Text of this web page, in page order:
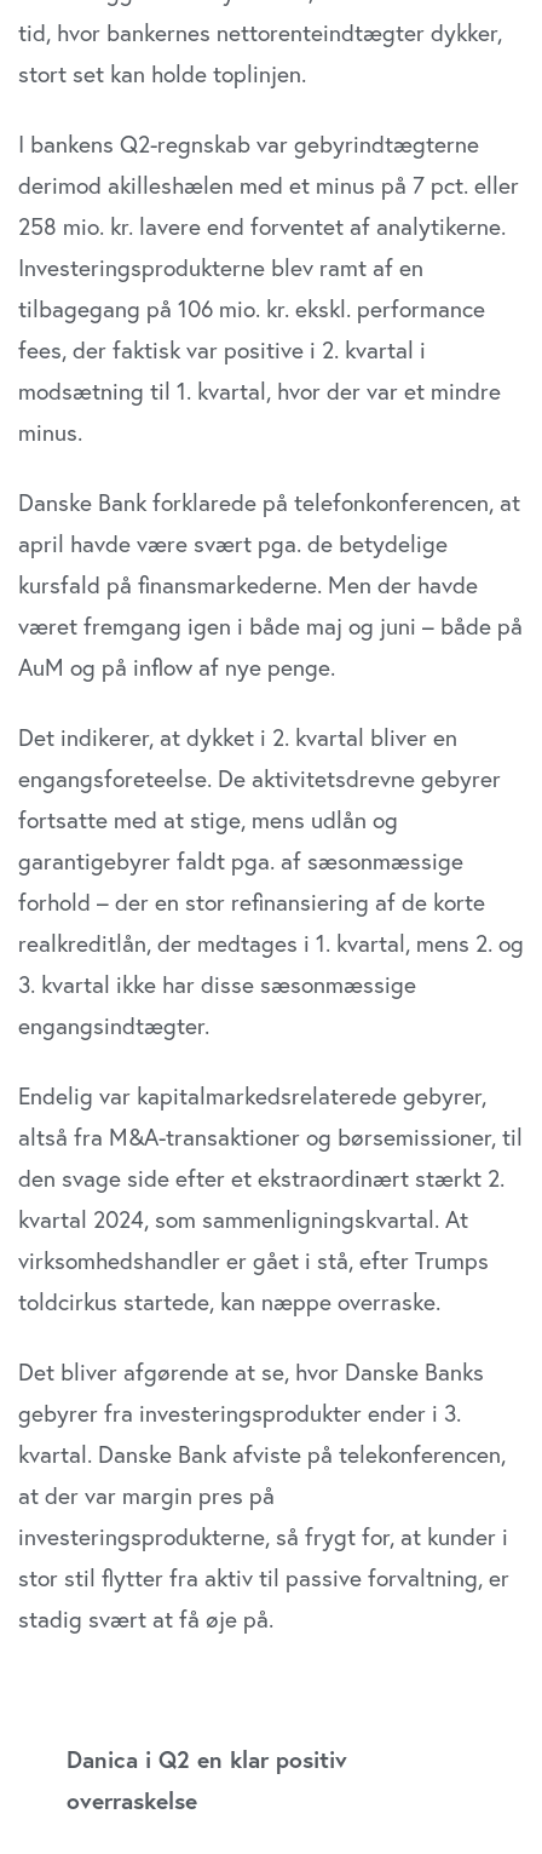
tid, hvor bankernes nettorenteindtægter dykker,
stort set kan holde toplinjen.
I bankens Q2-regnskab var gebyrindtægterne
derimod akilleshælen med et minus på 7 pct. eller
258 mio. kr. lavere end forventet af analytikerne.
Investeringsprodukterne blev ramt af en
tilbagegang på 106 mio. kr. ekskl. performance
fees, der faktisk var positive i 2. kvartal i
modsætning til 1. kvartal, hvor der var et mindre
minus.
Danske Bank forklarede på telefonkonferencen, at
april havde være svært pga. de betydelige
kursfald på finansmarkederne. Men der havde
været fremgang igen i både maj og juni – både på
AuM og på inflow af nye penge.
Det indikerer, at dykket i 2. kvartal bliver en
engangsforeteelse. De aktivitetsdrevne gebyrer
fortsatte med at stige, mens udlån og
garantigebyrer faldt pga. af sæsonmæssige
forhold – der en stor refinansiering af de korte
realkreditlån, der medtages i 1. kvartal, mens 2. og
3. kvartal ikke har disse sæsonmæssige
engangsindtægter.
Endelig var kapitalmarkedsrelaterede gebyrer,
altså fra M&A-transaktioner og børsemissioner, til
den svage side efter et ekstraordinært stærkt 2.
kvartal 2024, som sammenligningskvartal. At
virksomhedshandler er gået i stå, efter Trumps
toldcirkus startede, kan næppe overraske.
Det bliver afgørende at se, hvor Danske Banks
gebyrer fra investeringsprodukter ender i 3.
kvartal. Danske Bank afviste på telekonferencen,
at der var margin pres på
investeringsprodukterne, så frygt for, at kunder i
stor stil flytter fra aktiv til passive forvaltning, er
stadig svært at få øje på.
Danica i Q2 en klar positiv
overraskelse